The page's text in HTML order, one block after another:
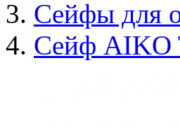
Сейфы для
Сейф AIKO